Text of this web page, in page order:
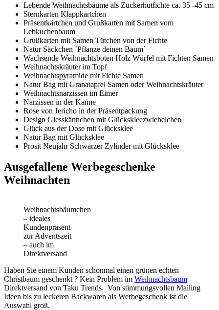
Lebende Weihnachtsbäume als Zuckerhutfichte ca. 35 -45 cm
Sternkarten Klappkärtchen
Präsentkärtchen und Grußkarten mit Samen vom
Lebkuchenbaum
Grußkarten mit Samen Tütchen von der Fichte
Natur Säckchen `Pflanze deinen Baum`
Wachsende Weihnachtsboten Holz Würfel mit Fichten Samen
Weihnachtskräuter im Topf
Weihnachtspyramide mit Fichte Samen
Natur Bag mit Granatapfel Samen oder Weihnachtskräuter
Weihnachtsnarzissen im Eimer
Narzissen in der Kanne
Rose von Jericho in der Präsentpackung
Design Giesskännchen mit Glückskleezwiebelchen
Glück aus der Dose mit Glücksklee
Natur Bag mit Glücksklee
Prosit Neujahr Schwarzer Zylinder mit Glücksklee
Ausgefallene Werbegeschenke
Weihnachten
Weihnachtsbäumchen
– ideales
Kundenpräsent
zur Adventszeit
– auch im
Direktversand
Haben Sie einem Kunden schonmal einen grünen echten
Christbaum geschenkt ? Kein Problem im Weihnachtsbaum
Direktversand von Taku Trends. Von stimmungsvollen Mailing
Ideen bis zu leckeren Backwaren als Werbegeschenk ist die
Auswahl groß.